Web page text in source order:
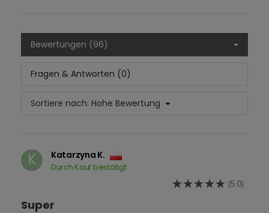
Bewertungen (96)
Fragen & Antworten (0)
Sortiere nach: Hohe Bewertung
K Katarzyna K.
Durch Kauf bestätigt
(5.0)
Super